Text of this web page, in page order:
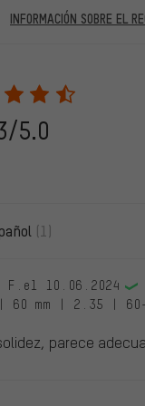
INFORMACIÓN SOBRE EL
verificadas, lo
después de
verde, que se aplica a
evaluaciones
comentarios no
5.0
(1)
F. el 10.06.2024
mm | 2.35 | 60-
parece